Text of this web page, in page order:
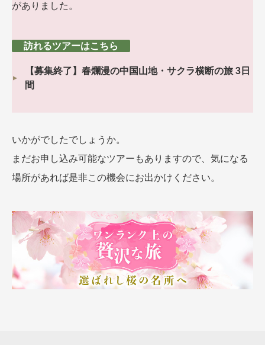
がありました。
訪れるツアーはこちら
【募集終了】春爛漫の中国山地・サクラ横断の旅 3日
間
いかがでしたでしょうか。
まだお申し込み可能なツアーもありますので、気になる
場所があれば是非この機会にお出かけください。